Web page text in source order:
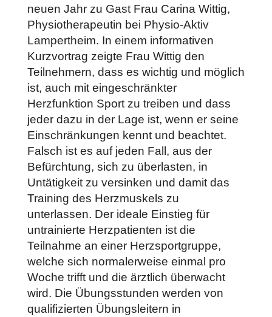
neuen Jahr zu Gast Frau Carina Wittig,
Physiotherapeutin bei Physio-Aktiv
Lampertheim. In einem informativen
Kurzvortrag zeigte Frau Wittig den
Teilnehmern, dass es wichtig und möglich
ist, auch mit eingeschränkter
Herzfunktion Sport zu treiben und dass
jeder dazu in der Lage ist, wenn er seine
Einschränkungen kennt und beachtet.
Falsch ist es auf jeden Fall, aus der
Befürchtung, sich zu überlasten, in
Untätigkeit zu versinken und damit das
Training des Herzmuskels zu
unterlassen. Der ideale Einstieg für
untrainierte Herzpatienten ist die
Teilnahme an einer Herzsportgruppe,
welche sich normalerweise einmal pro
Woche trifft und die ärztlich überwacht
wird. Die Übungsstunden werden von
qualifizierten Übungsleitern in